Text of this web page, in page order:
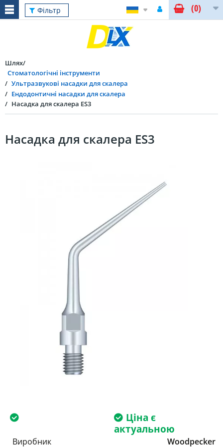
Фільтр (0)
Шлях
Стоматологічні інструменти
Ультразвукові насадки для скалера
Ендодонтичні насадки для скалера
Насадка для скалера ES3
Насадка для скалера ES3
Ціна є
актуальною
Виробник
Woodpecker